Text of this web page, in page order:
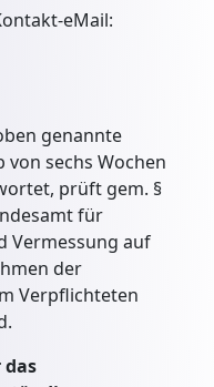
eMail:
genannte
sechs Wochen
prüft gem. §
für
Vermessung auf
der
Verpflichteten